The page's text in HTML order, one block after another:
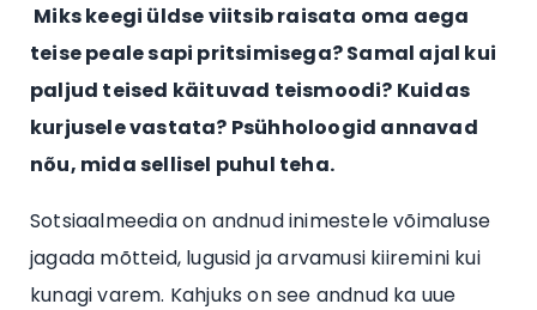
Miks keegi üldse viitsib raisata oma aega
teise peale sapi pritsimisega? Samal ajal kui
paljud teised käituvad teismoodi? Kuidas
kurjusele vastata? Psühholoogid annavad
nõu, mida sellisel puhul teha.
Sotsiaalmeedia on andnud inimestele võimaluse
jagada mõtteid, lugusid ja arvamusi kiiremini kui
kunagi varem. Kahjuks on see andnud ka uue